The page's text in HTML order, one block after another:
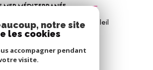
MER MÉDITERRANÉE
de la Mer - Les Vitrines du Soleil
Grimaud
09 12
immobilier.com
notre site
les cookies
accompagner pendant
visite.